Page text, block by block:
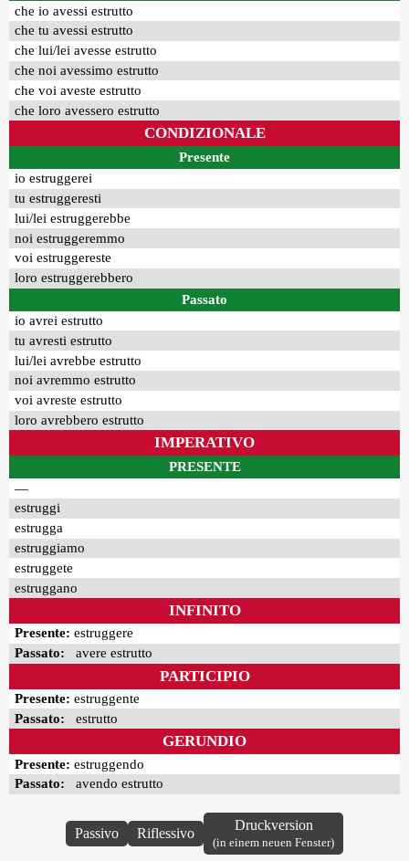
che io avessi estrutto
che tu avessi estrutto
che lui/lei avesse estrutto
che noi avessimo estrutto
che voi aveste estrutto
che loro avessero estrutto
CONDIZIONALE
Presente
io estruggerei
tu estruggeresti
lui/lei estruggerebbe
noi estruggeremmo
voi estruggereste
loro estruggerebbero
Passato
io avrei estrutto
tu avresti estrutto
lui/lei avrebbe estrutto
noi avremmo estrutto
voi avreste estrutto
loro avrebbero estrutto
IMPERATIVO
PRESENTE
—
estruggi
estrugga
estruggiamo
estruggete
estruggano
INFINITO
Presente: estruggere
Passato: avere estrutto
PARTICIPIO
Presente: estruggente
Passato: estrutto
GERUNDIO
Presente: estruggendo
Passato: avendo estrutto
Passivo Riflessivo
Druckversion
(in einem neuen Fenster)